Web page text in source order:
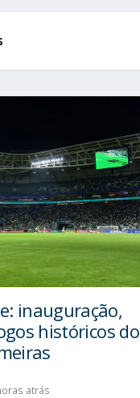
inauguração,
históricos do
atrás